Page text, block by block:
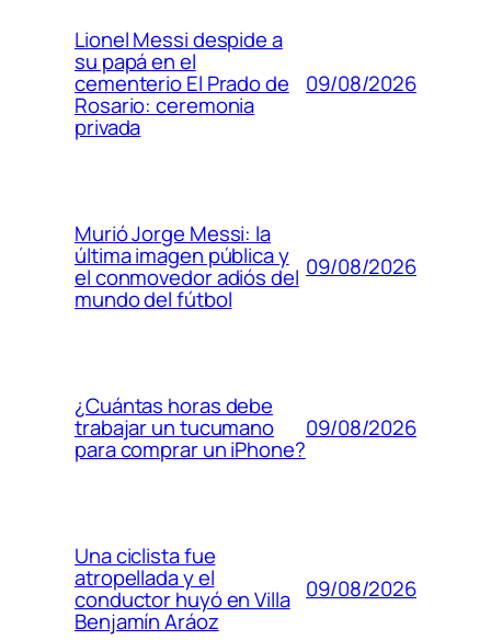
Lionel Messi despide a
su papá en el
cementerio El Prado de
Rosario: ceremonia
privada
09/08/2026
Murió Jorge Messi: la
última imagen pública y
el conmovedor adiós del
mundo del fútbol
09/08/2026
¿Cuántas horas debe
trabajar un tucumano
para comprar un iPhone?
09/08/2026
Una ciclista fue
atropellada y el
conductor huyó en Villa
Benjamín Aráoz
09/08/2026